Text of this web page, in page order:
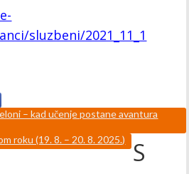
sluzbeni/2021_11_1
– kad učenje postane avantura
roku (19. 8. – 20. 8. 2025.)
S